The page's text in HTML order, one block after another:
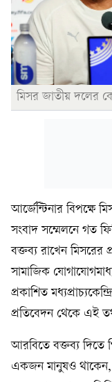
মিসর জাতীয় দলের
আর্জেন্টিনার বিপক্ষে
সংবাদ সম্মেলনে গত
বক্তব্য রাখেন মিসরের
সামাজিক
প্রকাশিত
প্রতিবেদন থেকে এই
আরবিতে বক্তব্য দিতে
একজন মানুষও থাকেন,